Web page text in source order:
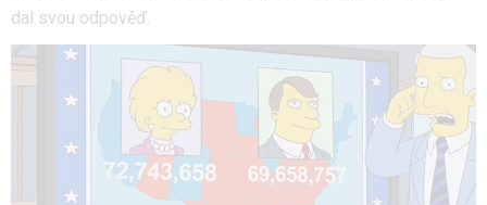
dal svou odpověď.